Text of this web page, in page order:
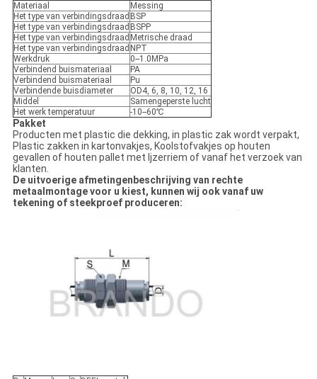
Materiaal
Messing
Het type van verbindingsdraad BSP
Het type van verbindingsdraad BSPP
Het type van verbindingsdraad Metrische draad
Het type van verbindingsdraad NPT
Werkdruk
0--1.0MPa
Verbindend buismateriaal
PA
Verbindend buismateriaal
Pu
Verbindende buisdiameter
OD4, 6, 8, 10, 12, 16
Middel
Samengeperste lucht
Het werk temperatuur
-10--60℃
Pakket
Producten met plastic die dekking, in plastic zak wordt verpakt,
Plastic zakken in kartonvakjes, Koolstofvakjes op houten
gevallen of houten pallet met Ijzerriem of vanaf het verzoek van
klanten.
De uitvoerige afmetingenbeschrijving van rechte
metaalmontage voor u kiest, kunnen wij ook vanaf uw
tekening of steekproef produceren: